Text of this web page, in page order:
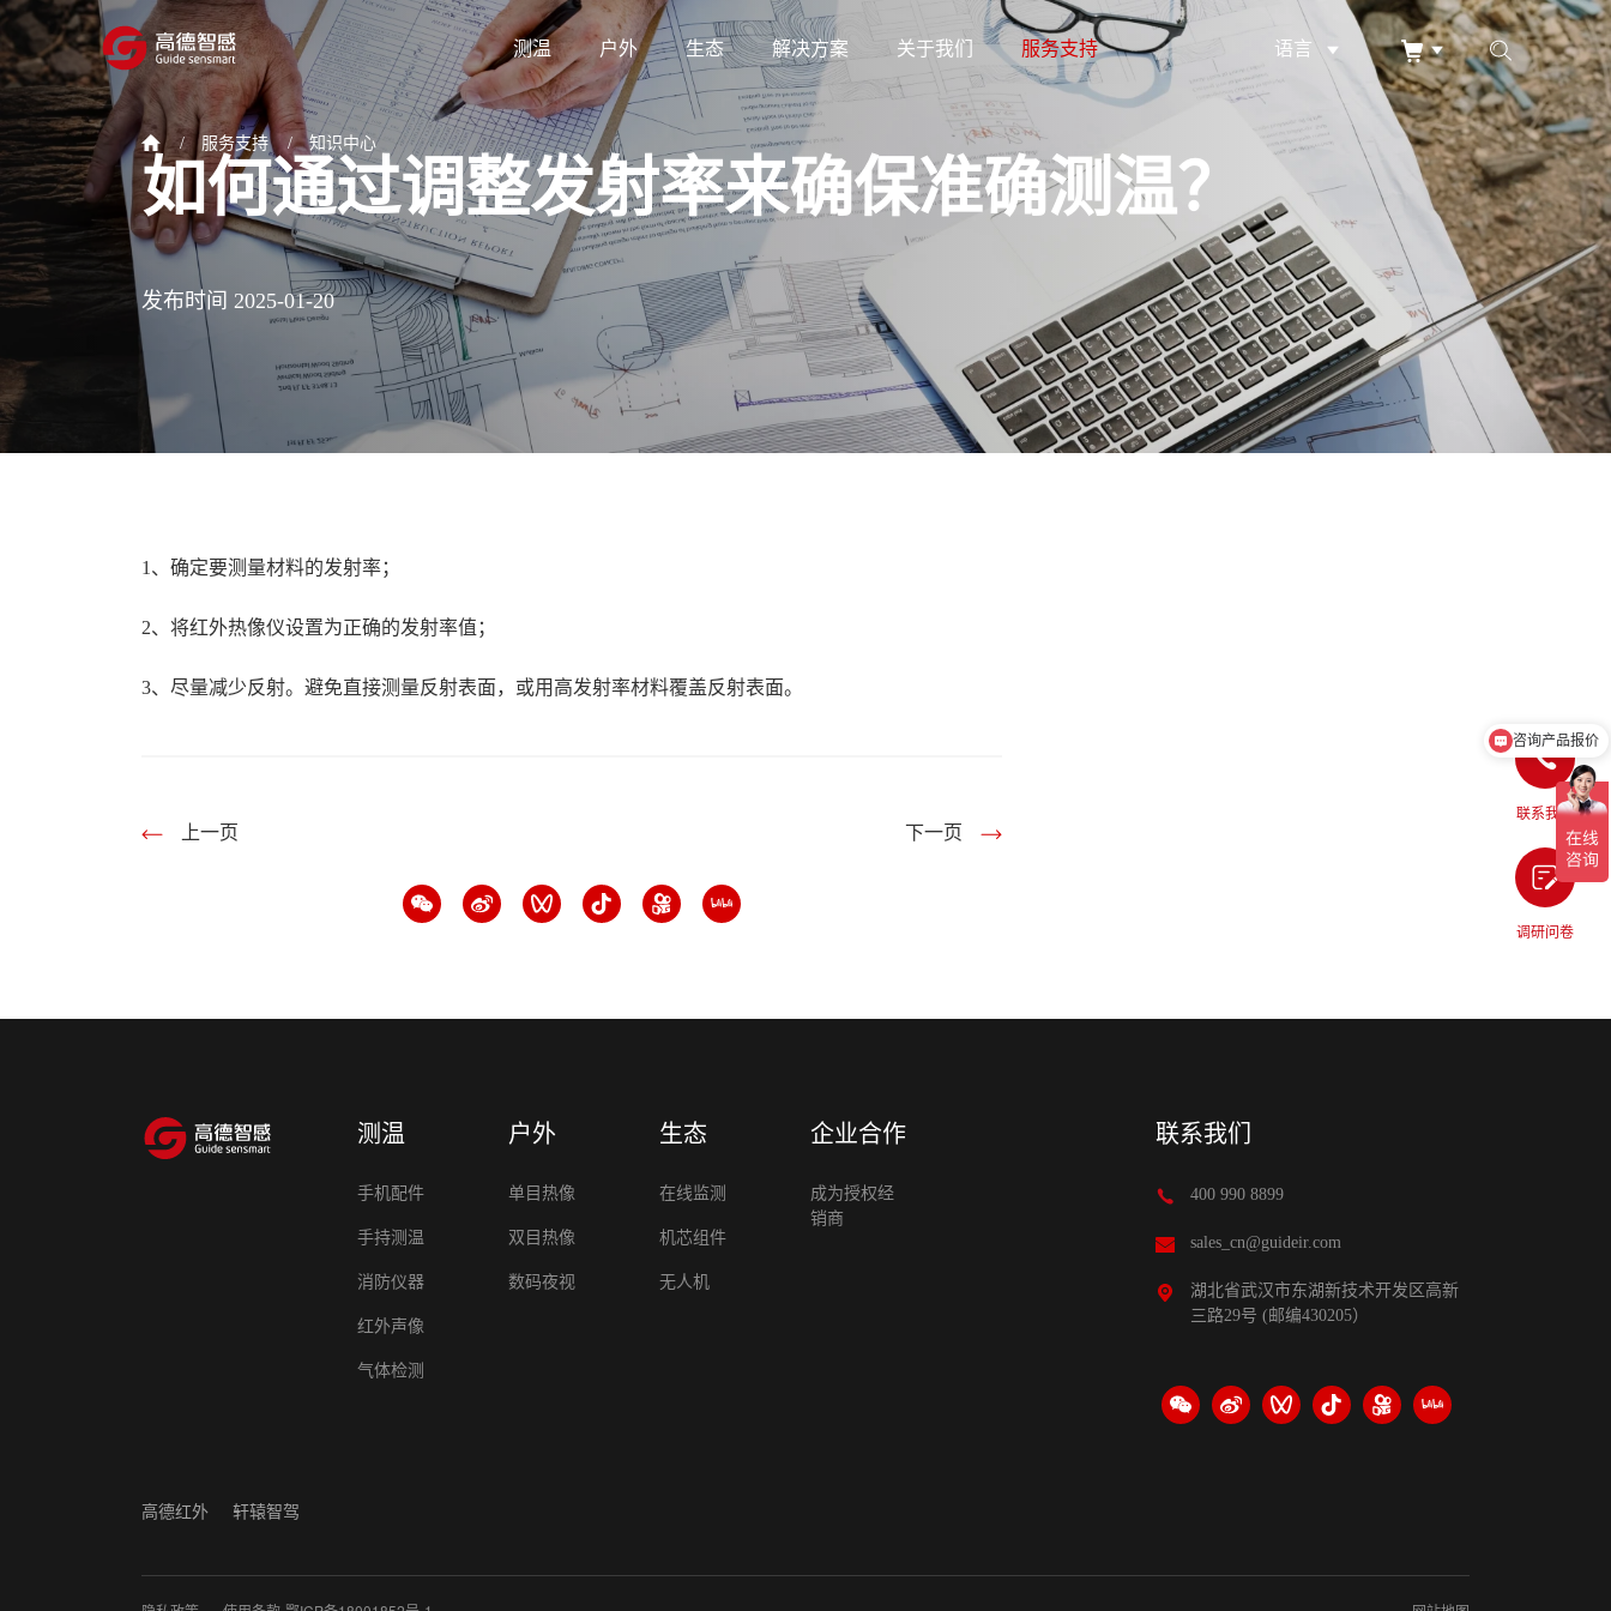
测温 户外 生态 解决方案 关于我们 服务支持 语言
/ 服务支持 / 知识中心
如何通过调整发射率来确保准确测温？
发布时间 2025-01-20
1、确定要测量材料的发射率；
2、将红外热像仪设置为正确的发射率值；
3、尽量减少反射。避免直接测量反射表面，或用高发射率材料覆盖反射表面。
上一页 下一页
测温
手机配件
手持测温
消防仪器
红外声像
气体检测
户外
单目热像
双目热像
数码夜视
生态
在线监测
机芯组件
无人机
企业合作
成为授权经
销商
联系我们
400 990 8899
sales_cn@guideir.com
湖北省武汉市东湖新技术开发区高新
三路29号 (邮编430205）
高德红外 轩辕智驾
联系我们
调研问卷
咨询产品报价